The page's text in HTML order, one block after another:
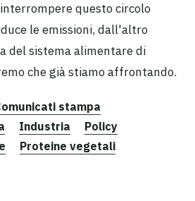
questo circolo
le emissioni, dall'altro
del sistema alimentare di
che già stiamo affrontando.
stampa
Industria
Policy
Proteine vegetali